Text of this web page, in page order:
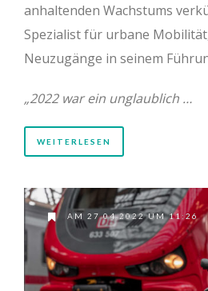
anhaltenden Wachstums
Spezialist für urbane
Neuzugänge in seinem
„2022 war ein unglaublich …
WEITERLESEN
AM 27.04.2022 UM 11:26